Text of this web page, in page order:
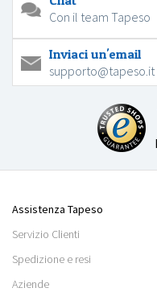
Con il team Tapeso
Inviaci un'email
supporto@tapeso.it
Assistenza Tapeso
Servizio Clienti
Spedizione e resi
Aziende